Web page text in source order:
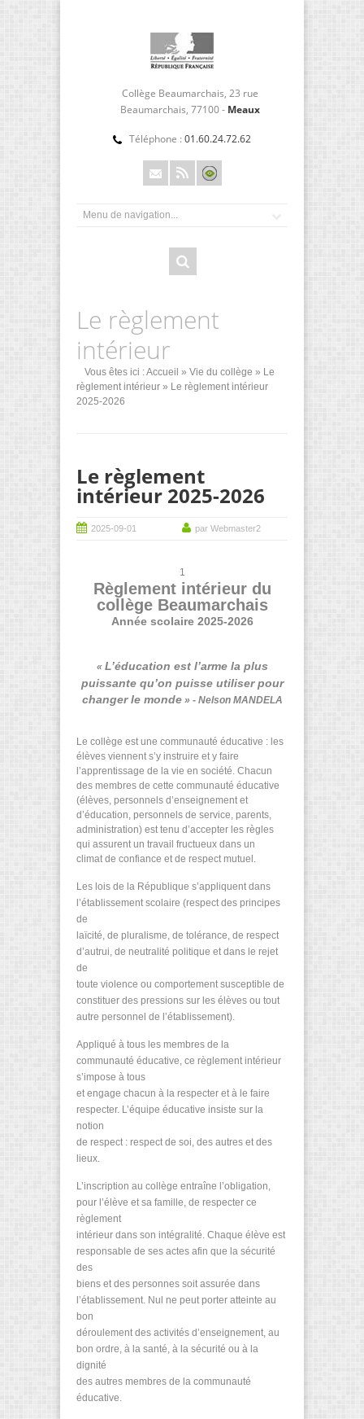
Collège Beaumarchais, 23 rue
Beaumarchais, 77100 - Meaux
Téléphone : 01.60.24.72.62
Le règlement
intérieur
Vous êtes ici :Accueil » Vie du collège » Le
règlement intérieur » Le règlement intérieur
2025-2026
Le règlement
intérieur 2025-2026
2025-09-01 par Webmaster2
1
Règlement intérieur du
collège Beaumarchais
Année scolaire 2025-2026
« L’éducation est l’arme la plus
puissante qu’on puisse utiliser pour
changer le monde» - Nelson MANDELA
Le collège est une communauté éducative : les
élèves viennent s’y instruire et y faire
l’apprentissage de la vie en société. Chacun
des membres de cette communauté éducative
(élèves, personnels d’enseignement et
d’éducation, personnels de service, parents,
administration) est tenu d’accepter les règles
qui assurent un travail fructueux dans un
climat de confiance et de respect mutuel.
Les lois de la République s’appliquent dans
l’établissement scolaire (respect des principes
de
laïcité, de pluralisme, de tolérance, de respect
d’autrui, de neutralité politique et dans le rejet
de
toute violence ou comportement susceptible de
constituer des pressions sur les élèves ou tout
autre personnel de l’établissement).
Appliqué à tous les membres de la
communauté éducative, ce règlement intérieur
s’impose à tous
et engage chacun à la respecter et à le faire
respecter. L’équipe éducative insiste sur la
notion
de respect : respect de soi, des autres et des
lieux.
L’inscription au collège entraîne l’obligation,
pour l’élève et sa famille, de respecter ce
règlement
intérieur dans son intégralité. Chaque élève est
responsable de ses actes afin que la sécurité
des
biens et des personnes soit assurée dans
l’établissement. Nul ne peut porter atteinte au
bon
déroulement des activités d’enseignement, au
bon ordre, à la santé, à la sécurité ou à la
dignité
des autres membres de la communauté
éducative.